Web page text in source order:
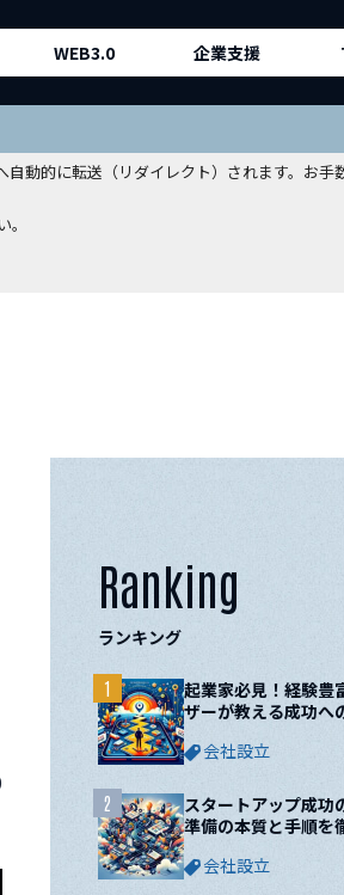
動的に転送（リダイレクト）されます。お手
WEB3.0 企業支援
Ranking
ランキング
起業家必見！経験豊
ザーが教える成功へ
会社設立
1
スタートアップ成功
準備の本質と手順を
会社設立
2